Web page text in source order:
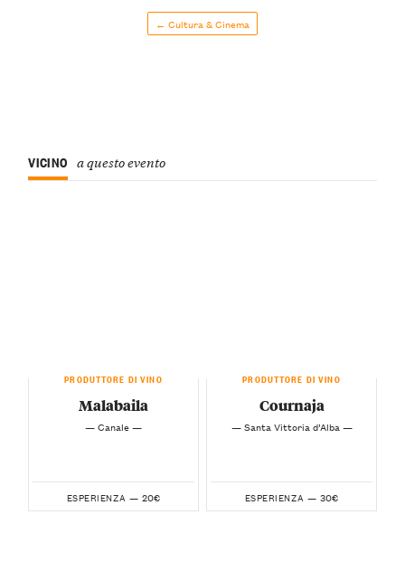
← Cultura & Cinema
VICINO a questo evento
PRODUTTORE DI VINO
Malabaila
— Canale —
ESPERIENZA — 20€
PRODUTTORE DI VINO
Cournaja
— Santa Vittoria d’Alba —
ESPERIENZA — 30€